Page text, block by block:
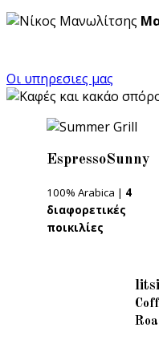
Οι υπηρεσιες μας
EspressoSunny
100% Arabica | 4
διαφορετικές
ποικιλίες
litsi